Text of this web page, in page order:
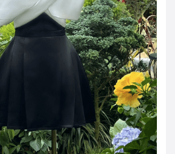
GBP -£
British Pound Sterling
VND -₫
CNY -CN¥
Chinese Yuan
JPY -¥